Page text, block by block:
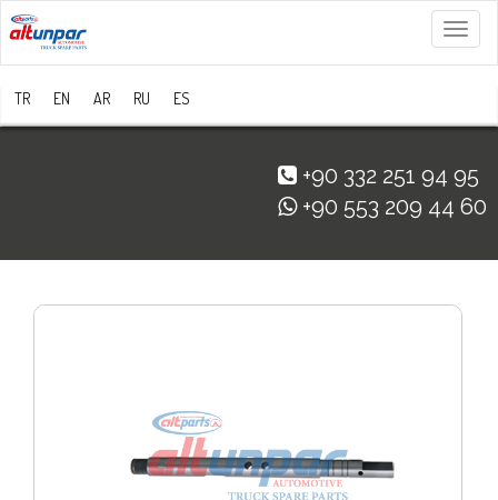
Menü
TR EN AR RU ES
+90 332 251 94 95
+90 553 209 44 60